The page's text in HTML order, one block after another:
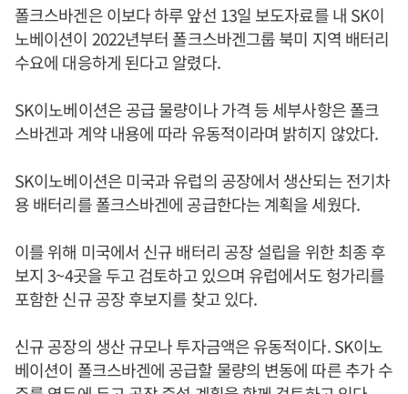
폴크스바겐은 이보다 하루 앞선 13일 보도자료를 내 SK이
노베이션이 2022년부터 폴크스바겐그룹 북미 지역 배터리
수요에 대응하게 된다고 알렸다.
SK이노베이션은 공급 물량이나 가격 등 세부사항은 폴크
스바겐과 계약 내용에 따라 유동적이라며 밝히지 않았다.
SK이노베이션은 미국과 유럽의 공장에서 생산되는 전기차
용 배터리를 폴크스바겐에 공급한다는 계획을 세웠다.
이를 위해 미국에서 신규 배터리 공장 설립을 위한 최종 후
보지 3~4곳을 두고 검토하고 있으며 유럽에서도 헝가리를
포함한 신규 공장 후보지를 찾고 있다.
신규 공장의 생산 규모나 투자금액은 유동적이다. SK이노
베이션이 폴크스바겐에 공급할 물량의 변동에 따른 추가 수